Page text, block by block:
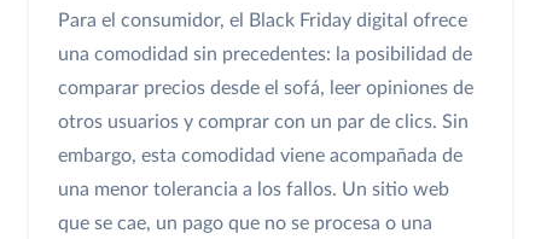
Para el consumidor, el Black Friday digital ofrece
una comodidad sin precedentes: la posibilidad de
comparar precios desde el sofá, leer opiniones de
otros usuarios y comprar con un par de clics. Sin
embargo, esta comodidad viene acompañada de
una menor tolerancia a los fallos. Un sitio web
que se cae, un pago que no se procesa o una